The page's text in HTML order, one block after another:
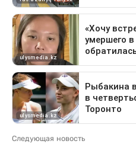
Следующая новость